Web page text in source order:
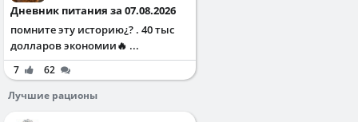
Дневник питания за 07.08.2026
помните эту историю¿? . 40 тыс
долларов экономии🔥 ...
7
62
Лучшие рационы